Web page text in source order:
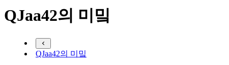
QJaa42의 미밐
QJaa42의 미밐